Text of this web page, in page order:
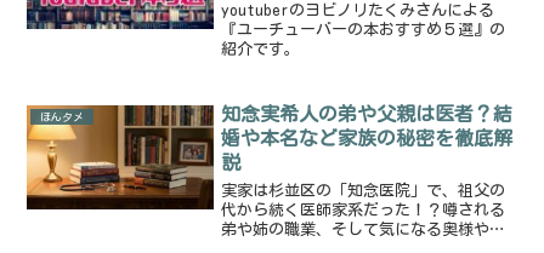
youtuberのヨビノリたくみさんによる
『ユーチューバーの本おすすめ５選』の
紹介です。
ほんタメ
知念実希人の弟や父親は医者？結
婚や本名など家族の秘密を徹底解
説
実家は杉並区の「知念医院」で、祖父の
代から続く医師家系だった！？噂される
弟や姉の職業、そして気になる奥様や子